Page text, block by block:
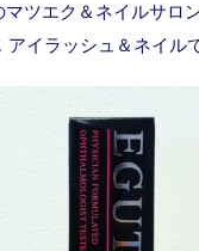
マツエク＆ネイルサロ
アイラッシュ＆ネイル